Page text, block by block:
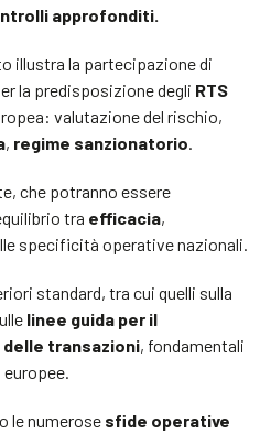
approfonditi.
illustra la partecipazione di
la predisposizione degli RTS
valutazione del rischio,
, regime sanzionatorio.
che potranno essere
tra efficacia,
specificità operative nazionali.
standard, tra cui quelli sulla
linee guida per il
transazioni, fondamentali
europee.
le numerose sfide operative